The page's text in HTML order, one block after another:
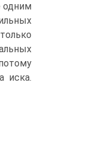
одним
иска.